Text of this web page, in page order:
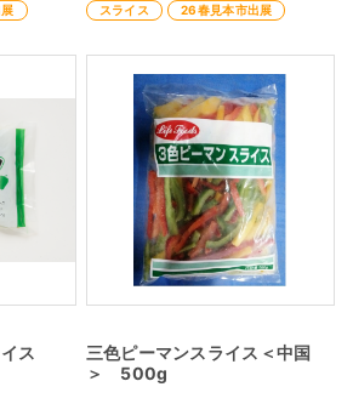
スライス 26春見本市出展
イス
三色ピーマンスライス＜中国
＞ 500g